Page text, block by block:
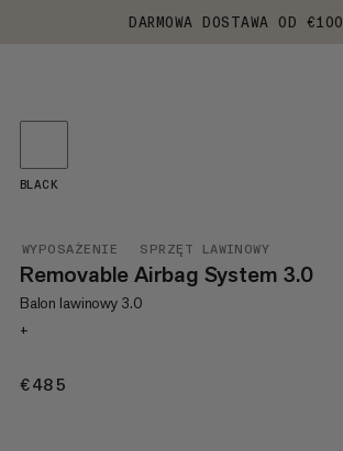
DARMOWA DOSTAWA OD €100
WYPOSAŻENIE SPRZĘT LAWINOWY
Removable Airbag System 3.0
Balon lawinowy 3.0
+
€485
BLACK